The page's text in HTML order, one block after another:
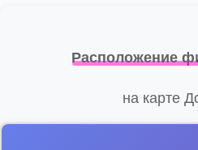
Расположение
на карте